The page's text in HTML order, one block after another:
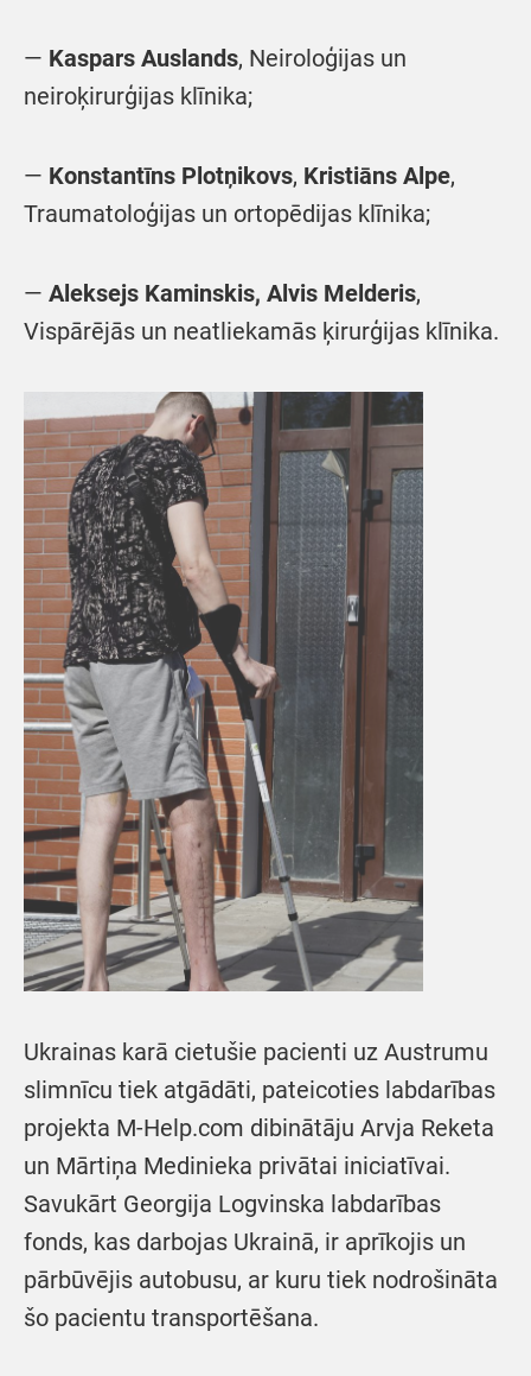
— Kaspars Auslands, Neiroloģijas un
neiroķirurģijas klīnika;
— Konstantīns Plotņikovs, Kristiāns Alpe,
Traumatoloģijas un ortopēdijas klīnika;
— Aleksejs Kaminskis, Alvis Melderis,
Vispārējās un neatliekamās ķirurģijas klīnika.
Ukrainas karā cietušie pacienti uz Austrumu
slimnīcu tiek atgādāti, pateicoties labdarības
projekta M-Help.com dibinātāju Arvja Reketa
un Mārtiņa Medinieka privātai iniciatīvai.
Savukārt Georgija Logvinska labdarības
fonds, kas darbojas Ukrainā, ir aprīkojis un
pārbūvējis autobusu, ar kuru tiek nodrošināta
šo pacientu transportēšana.